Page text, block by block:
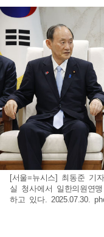
[서울=뉴시스] 최동준 기
실 청사에서 일한의원연
하고 있다. 2025.07.30.